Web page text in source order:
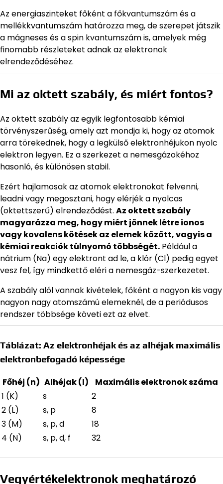
Az energiaszinteket főként a főkvantumszám és a
mellékkvantumszám határozza meg, de szerepet játszik
a mágneses és a spin kvantumszám is, amelyek még
finomabb részleteket adnak az elektronok
elrendeződéséhez.
Mi az oktett szabály, és miért fontos?
Az oktett szabály az egyik legfontosabb kémiai
törvényszerűség, amely azt mondja ki, hogy az atomok
arra törekednek, hogy a legkülső elektronhéjukon nyolc
elektron legyen. Ez a szerkezet a nemesgázokéhoz
hasonló, és különösen stabil.
Ezért hajlamosak az atomok elektronokat felvenni,
leadni vagy megosztani, hogy elérjék a nyolcas
(oktettszerű) elrendeződést. Az oktett szabály
magyarázza meg, hogy miért jönnek létre ionos
vagy kovalens kötések az elemek között, vagyis a
kémiai reakciók túlnyomó többségét. Például a
nátrium (Na) egy elektront ad le, a klór (Cl) pedig egyet
vesz fel, így mindkettő eléri a nemesgáz-szerkezetet.
A szabály alól vannak kivételek, főként a nagyon kis vagy
nagyon nagy atomszámú elemeknél, de a periódusos
rendszer többsége követi ezt az elvet.
Táblázat: Az elektronhéjak és az alhéjak maximális
elektronbefogadó képessége
Főhéj (n) Alhéjak (l)
Maximális elektronok száma
1 (K)
s
2
2 (L)
s, p
8
3 (M)
s, p, d
18
4 (N)
s, p, d, f 32
Vegyértékelektronok meghatározó